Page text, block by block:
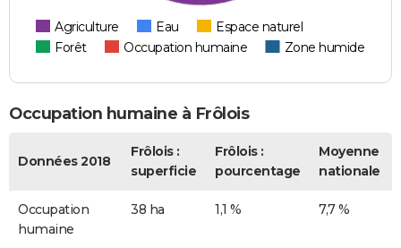
Agriculture Eau
Espace naturel
Forêt
Occupation humaine Zone humide
Occupation humaine à Frôlois
Données 2018
Frôlois :
superficie
Frôlois :
pourcentage
Moyenne
nationale
Occupation
humaine
38 ha 1,1 % 7,7 %